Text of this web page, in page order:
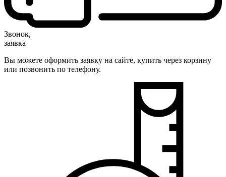
Звонок,
заявка
Вы можете оформить заявку на сайте, купить через корзину
или позвонить по телефону.